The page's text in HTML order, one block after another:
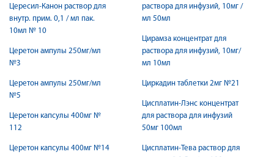
Цересил-Канон раствор для
внутр. прим. 0,1 / мл пак.
10мл № 10
Церетон ампулы 250мг/мл
№3
Церетон ампулы 250мг/мл
№5
Церетон капсулы 400мг №
112
Церетон капсулы 400мг №14
раствора для инфузий, 10мг /
мл 50мл
Цирамза концентрат для
раствора для инфузий, 10мг/
мл 10мл
Циркадин таблетки 2мг №21
Цисплатин-Лэнс концентрат
для раствора для инфузий
50мг 100мл
Цисплатин-Тева раствор для